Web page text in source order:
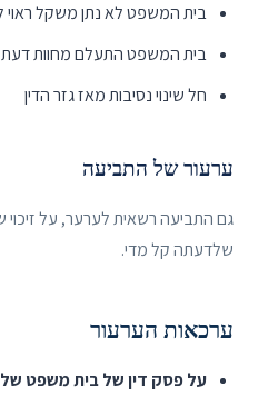
בית המשפט לא נתן משקל ראוי
בית המשפט התעלם מחוות דעת
חל שינוי נסיבות מאז גזר הדין
ערעור של התביעה
גם התביעה רשאית לערער, על זיכוי
שלדעתה קל מדי.
ערכאות הערעור
על פסק דין של בית משפט